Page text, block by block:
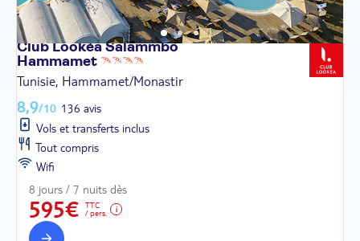
Club Lookéa Salammbô
Hammamet
Tunisie, Hammamet/Monastir
8,9/10 136 avis
Vols et transferts inclus
Tout compris
Wifi
8 jours / 7 nuits dès
595€
TTC
/ pers.